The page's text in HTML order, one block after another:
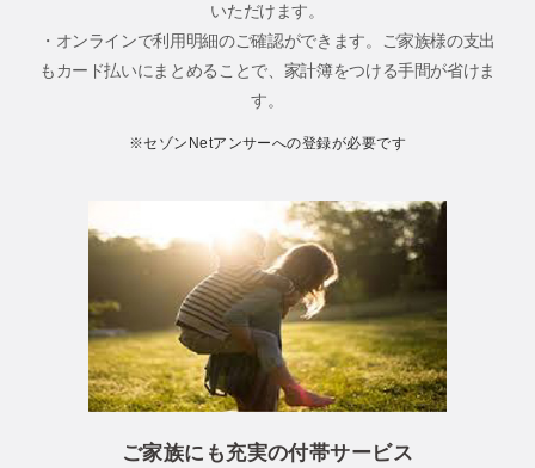
いただけます。
・オンラインで利用明細のご確認ができます。ご家族様の支出
もカード払いにまとめることで、家計簿をつける手間が省けま
す。
※セゾンNetアンサーへの登録が必要です
ご家族にも充実の付帯サービス